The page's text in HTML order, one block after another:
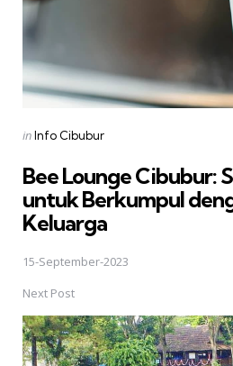
Posted
inInfo Cibubur
Bee Lounge Cibubur:
untuk Berkumpul
Keluarga
15-September-2023
Next Post